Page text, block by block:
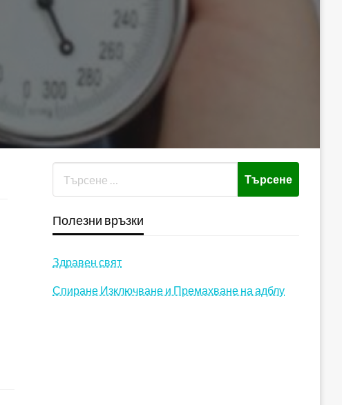
Полезни връзки
Здравен свят
Спиране Изключване и Премахване на адблу